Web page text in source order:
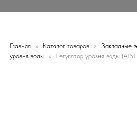
Главная Каталог товаров Закладные
уровня воды
Регулятор уровня воды